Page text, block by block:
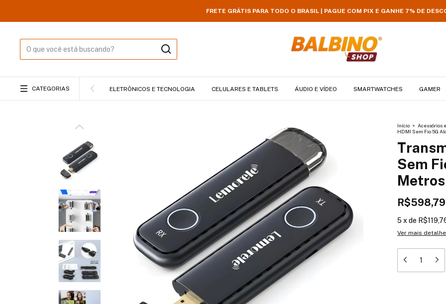
FRETE GRÁTIS PARA TODO O BRASIL | PAGUE COM PIX E GANHE 7% DE
CATEGORIAS ELETRÔNICOS E TECNOLOGIA CELULARES E TABLETS ÁUDIO E VÍDEO SMARTWATCHES GAMER
Início > Acessórios
HDMI Sem Fio 5G
Sem
Metros
R$598,79
5 x de
Ver mais